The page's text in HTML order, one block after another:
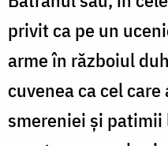
privit ca pe un
arme în războiul
cuvenea ca cel
smereniei și